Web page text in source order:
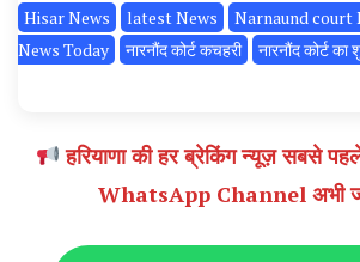
Hisar News
latest News Narnaund court
News Today
नारनौंद कोर्ट कचहरी नारनौंद कोर्ट का
हरियाणा की हर ब्रेकिंग न्यूज़ सबसे
WhatsApp Channel अभी